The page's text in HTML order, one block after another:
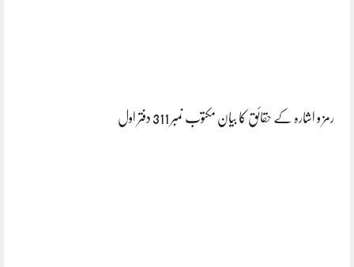
رمز و اشارہ کے حقائق کا بیان مکتوب نمبر 311 دفتر اول